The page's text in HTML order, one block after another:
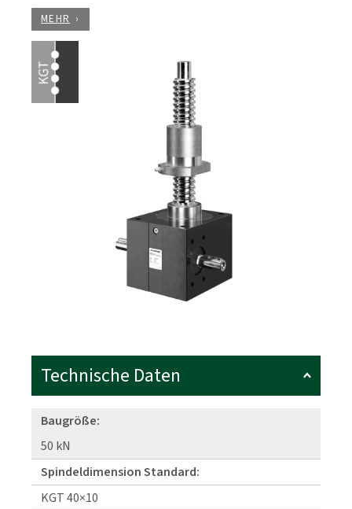
MEHR
Technische Daten
Baugröße:
50 kN
Spindeldimension Standard:
KGT 40×10